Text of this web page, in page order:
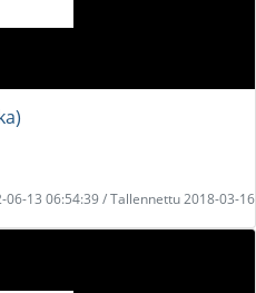
06-13 06:54:39 / Tallennettu 2018-03-16